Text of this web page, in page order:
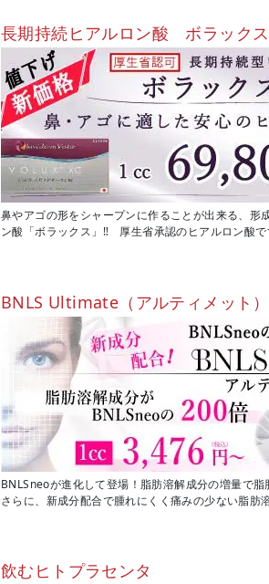
長期持続ヒアルロン酸 ボラックス
鼻やアゴの形をシャープンに作ることが出来る、形
ン酸「ボラックス」‼ 厚生省承認のヒアルロン酸で
BNLS Ultimate（アルティメット）
BNLSneoが進化して登場！脂肪溶解成分の増量で脂
さらに、新成分配合で腫れにくく痛みの少ない脂肪
飲むヒトプラセンタ